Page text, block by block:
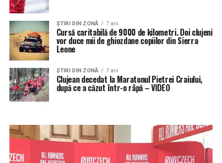
ŞTIRI DIN ZONĂ 7 ani
Cursă caritabilă de 9000 de kilometri. Doi clujeni
vor duce mii de ghiozdane copiilor din Sierra
Leone
ŞTIRI DIN ZONĂ 7 ani
Clujean decedat la Maratonul Pietrei Craiului,
după ce a căzut într-o râpă – VIDEO